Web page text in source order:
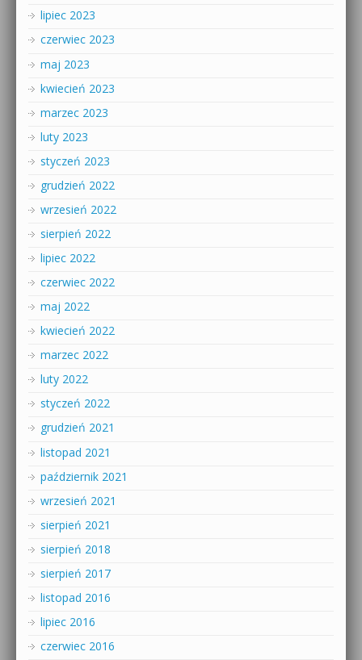
lipiec 2023
czerwiec 2023
maj 2023
kwiecień 2023
marzec 2023
luty 2023
styczeń 2023
grudzień 2022
wrzesień 2022
sierpień 2022
lipiec 2022
czerwiec 2022
maj 2022
kwiecień 2022
marzec 2022
luty 2022
styczeń 2022
grudzień 2021
listopad 2021
październik 2021
wrzesień 2021
sierpień 2021
sierpień 2018
sierpień 2017
listopad 2016
lipiec 2016
czerwiec 2016